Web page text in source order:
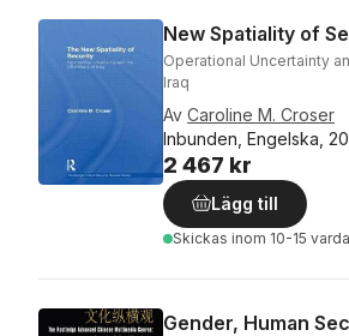
New Spatiality of
Operational Uncertainty
Iraq
Av Caroline M. Croser
Inbunden, Engelska,
2 467 kr
Lägg till
Skickas inom 10-15
Gender, Human